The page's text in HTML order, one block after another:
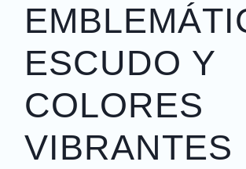
ESCUDO Y
COLORES
VIBRANTES